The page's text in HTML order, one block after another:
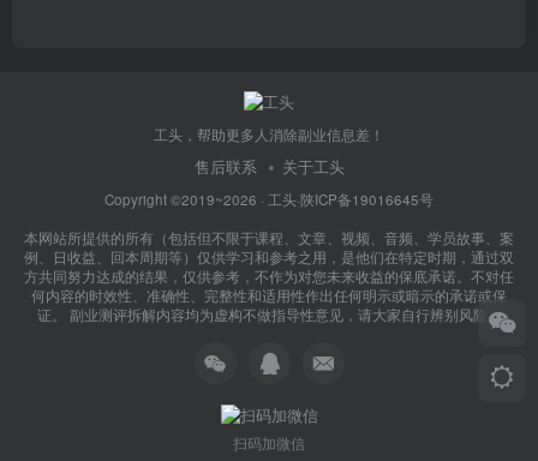
工头，帮助更多人消除副业信息差！
售后联系 关于工头
Copyright ©2019~2026 · 工头·陕ICP备19016645号
本网站所提供的所有（包括但不限于课程、文章、视频、音频、学员故事、案
例、日收益、回本周期等）仅供学习和参考之用，是他们在特定时期，通过双
方共同努力达成的结果，仅供参考，不作为对您未来收益的保底承诺。不对任
何内容的时效性、准确性、完整性和适用性作出任何明示或暗示的承诺或保
证。 副业测评拆解内容均为虚构不做指导性意见，请大家自行辨别风险！
扫码加微信